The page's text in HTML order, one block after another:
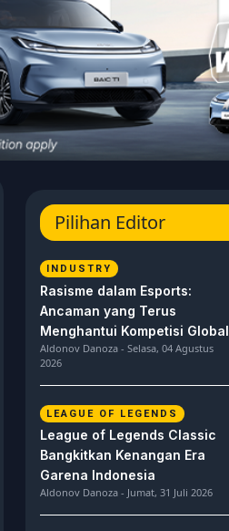
Pilihan Editor
INDUSTRY
Rasisme dalam Esports:
Ancaman yang Terus
Menghantui Kompetisi Global
Aldonov Danoza - Selasa, 04 Agustus
2026
LEAGUE OF LEGENDS
League of Legends Classic
Bangkitkan Kenangan Era
Garena Indonesia
Aldonov Danoza - Jumat, 31 Juli 2026